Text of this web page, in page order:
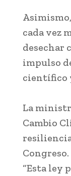
cada vez
desechar
impulso
científico
La
Cambio
Congreso.
“Esta ley